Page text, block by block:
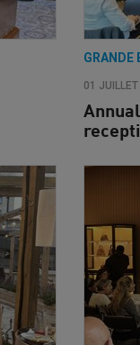
GRANDE
01